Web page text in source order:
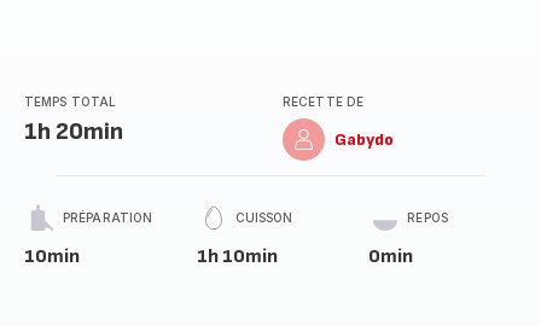
TEMPS TOTAL
1h 20min
RECETTE DE
Gabydo
PRÉPARATION
10min
CUISSON
1h 10min
REPOS
0min